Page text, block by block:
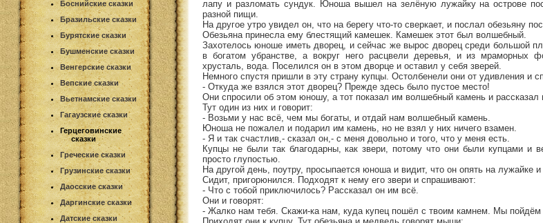
Боснийские сказки
Бразильские сказки
Бурятские сказки
Бушменские сказки
Венгерские сказки
Вепские сказки
Вьетнамские сказки
Гагаузские сказки
Герцеговинские
сказки
Греческие сказки
Грузинские сказки
Даосские сказки
Даргинские сказки
Датские сказки
лапу и разломать сундук. Юноша вышел на зелёную лужайку на острове
разной пищи.
На другое утро увидел он, что на берегу что-то сверкает, и послал обезьяну
Обезьяна принесла ему блестящий камешек. Камешек этот был волшебный.
Захотелось юноше иметь дворец, и сейчас же вырос дворец среди большой
в богатом убранстве, а вокруг него расцвели деревья, и из мраморных
хрусталь, вода. Поселился он в этом дворце и оставил у себя зверей.
Немного спустя пришли в эту страну купцы. Остолбенели они от удивления и
- Откуда же взялся этот дворец? Прежде здесь было пустое место!
Они спросили об этом юношу, а тот показал им волшебный камень и рассказал
Тут один из них и говорит:
- Возьми у нас всё, чем мы богаты, и отдай нам волшебный камень.
Юноша не пожалел и подарил им камень, но не взял у них ничего взамен.
- Я и так счастлив,- сказал он,- с меня довольно и того, что у меня есть.
Купцы не были так благодарны, как звери, потому что они были купцами и
просто глупостью.
На другой день, поутру, просыпается юноша и видит, что он опять на лужайке и
Сидит, пригорюнился. Подходят к нему его звери и спрашивают:
- Что с тобой приключилось? Рассказал он им всё.
Они и говорят:
- Жалко нам тебя. Скажи-ка нам, куда купец пошёл с твоим камнем. Мы пойдём